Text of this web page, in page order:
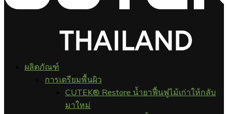
ผลิตภัณฑ์
การเตรียมพื้นผิว
CUTEK® Restore น้ำยาฟื้นฟูไม้เก่าให้กลับ
มาใหม่